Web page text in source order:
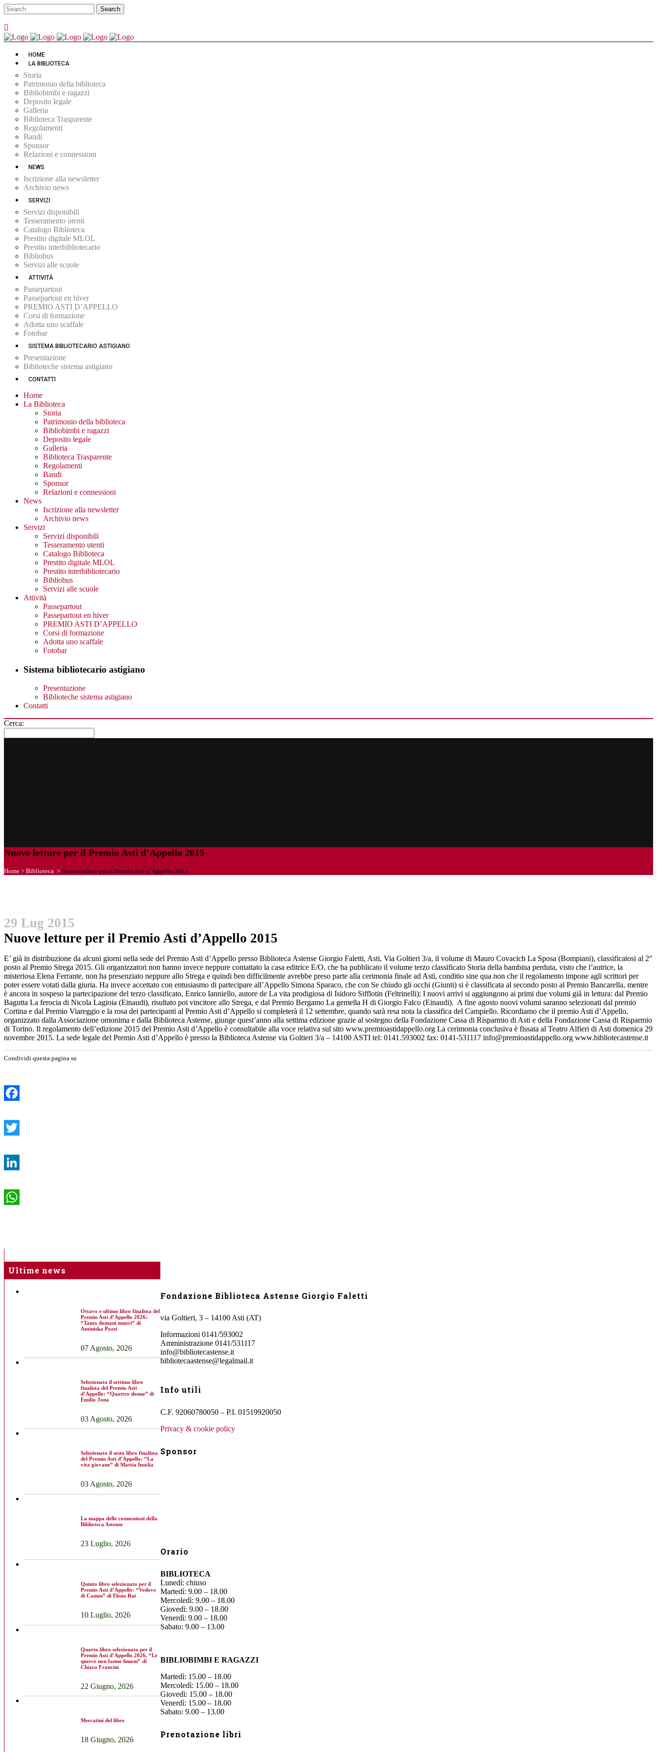
HOME
LA BIBLIOTECA
Storia
Patrimonio della biblioteca
Bibliobimbi e ragazzi
Deposito legale
Galleria
Biblioteca Trasparente
Regolamenti
Bandi
Sponsor
Relazioni e connessioni
NEWS
Iscrizione alla newsletter
Archivio news
SERVIZI
Servizi disponibili
Tesseramento utenti
Catalogo Biblioteca
Prestito digitale MLOL
Prestito interbibliotecario
Bibliobus
Servizi alle scuole
ATTIVITÀ
Passepartout
Passepartout en hiver
PREMIO ASTI D’APPELLO
Corsi di formazione
Adotta uno scaffale
Fotobar
SISTEMA BIBLIOTECARIO ASTIGIANO
Presentazione
Biblioteche sistema astigiano
CONTATTI
Home
La Biblioteca
Storia
Patrimonio della biblioteca
Bibliobimbi e ragazzi
Deposito legale
Galleria
Biblioteca Trasparente
Regolamenti
Bandi
Sponsor
Relazioni e connessioni
News
Iscrizione alla newsletter
Archivio news
Servizi
Servizi disponibili
Tesseramento utenti
Catalogo Biblioteca
Prestito digitale MLOL
Prestito interbibliotecario
Bibliobus
Servizi alle scuole
Attività
Passepartout
Passepartout en hiver
PREMIO ASTI D’APPELLO
Corsi di formazione
Adotta uno scaffale
Fotobar
Sistema bibliotecario astigiano
Presentazione
Biblioteche sistema astigiano
Contatti
Cerca:
Nuove letture per il Premio Asti d’Appello 2015
Home > Biblioteca > Nuove letture per il Premio Asti d’Appello 2015
29 Lug 2015
Nuove letture per il Premio Asti d’Appello 2015
E’ già in distribuzione da alcuni giorni nella sede del Premio Asti d’Appello presso Biblioteca Astense Giorgio Faletti, Asti, Via Goltieri 3/a, il volume di Mauro Covacich La Sposa (Bompiani), classificatosi al 2°
posto al Premio Strega 2015. Gli organizzatori non hanno invece neppure contattato la casa editrice E/O, che ha pubblicato il volume terzo classificato Storia della bambina perduta, visto che l’autrice, la
misteriosa Elena Ferrante, non ha presenziato neppure allo Strega e quindi ben difficilmente avrebbe preso parte alla cerimonia finale ad Asti, conditio sine qua non che il regolamento impone agli scrittori per
poter essere votati dalla giuria. Ha invece accettato con entusiasmo di partecipare all’Appello Simona Sparaco, che con Se chiudo gli occhi (Giunti) si è classificata al secondo posto al Premio Bancarella, mentre
è ancora in sospeso la partecipazione del terzo classificato, Enrico Ianniello, autore de La vita prodigiosa di Isidoro Sifflotin (Feltrinelli); I nuovi arrivi si aggiungono ai primi due volumi già in lettura: dal Premio
Bagutta La ferocia di Nicola Lagioia (Einaudi), risultato poi vincitore allo Strega, e dal Premio Bergamo La gemella H di Giorgio Falco (Einaudi). A fine agosto nuovi volumi saranno selezionati dal premio
Cortina e dal Premio Viareggio e la rosa dei partecipanti al Premio Asti d’Appello si completerà il 12 settembre, quando sarà resa nota la classifica del Campiello. Ricordiamo che il premio Asti d’Appello,
organizzato dalla Associazione omonima e dalla Biblioteca Astense, giunge quest’anno alla settima edizione grazie al sostegno della Fondazione Cassa di Risparmio di Asti e della Fondazione Cassa di Risparmio
di Torino. Il regolamento dell’edizione 2015 del Premio Asti d’Appello è consultabile alla voce relativa sul sito www.premioastidappello.org La cerimonia conclusiva è fissata al Teatro Alfieri di Asti domenica 29
novembre 2015. La sede legale del Premio Asti d’Appello è presso la Biblioteca Astense via Goltieri 3/a – 14100 ASTI tel: 0141.593002 fax: 0141-531117 info@premioastidappello.org www.bibliotecastense.it
Condividi questa pagina su
Ultime news
Ottavo e ultimo libro finalista del
Premio Asti d’Appello 2026:
“Tanto domani muori” di
Antiniska Pozzi
07 Agosto, 2026
Selezionato il settimo libro
finalista del Premio Asti
d’Appello: “Quattro donne” di
Emilio Jona
03 Agosto, 2026
Selezionato il sesto libro finalista
del Premio Asti d’Appello: “La
vita giovane” di Mattia Insolia
03 Agosto, 2026
La mappa delle connessioni della
Biblioteca Astense
23 Luglio, 2026
Quinto libro selezionato per il
Premio Asti d’Appello: “Vedove
di Camus” di Elena Rui
10 Luglio, 2026
Quarto libro selezionato per il
Premio Asti d’Appello 2026, “Le
querce non fanno limoni” di
Chiara Francini
22 Giugno, 2026
Mercatini del libro
18 Giugno, 2026
Fondazione Biblioteca Astense Giorgio Faletti
via Goltieri, 3 – 14100 Asti (AT)
Informazioni 0141/593002
Amministrazione 0141/531117
info@bibliotecastense.it
bibliotecaastense@legalmail.it
Info utili
C.F. 92060780050 – P.I. 01519920050
Privacy & cookie policy
Sponsor
Orario
BIBLIOTECA
Lunedì: chiuso
Martedì: 9.00 – 18.00
Mercoledì: 9.00 – 18.00
Giovedì: 9.00 – 18.00
Venerdì: 9.00 – 18.00
Sabato: 9.00 – 13.00
BIBLIOBIMBI E RAGAZZI
Martedì: 15.00 – 18.00
Mercoledì: 15.00 – 18.00
Giovedì: 15.00 – 18.00
Venerdì: 15.00 – 18.00
Sabato: 9.00 – 13.00
Prenotazione libri